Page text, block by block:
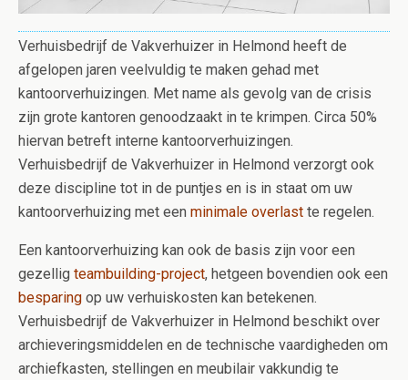
Verhuisbedrijf de Vakverhuizer in Helmond heeft de
afgelopen jaren veelvuldig te maken gehad met
kantoorverhuizingen. Met name als gevolg van de crisis
zijn grote kantoren genoodzaakt in te krimpen. Circa 50%
hiervan betreft interne kantoorverhuizingen.
Verhuisbedrijf de Vakverhuizer in Helmond verzorgt ook
deze discipline tot in de puntjes en is in staat om uw
kantoorverhuizing met een minimale overlast te regelen.
Een kantoorverhuizing kan ook de basis zijn voor een
gezellig teambuilding-project, hetgeen bovendien ook een
besparing op uw verhuiskosten kan betekenen.
Verhuisbedrijf de Vakverhuizer in Helmond beschikt over
archieveringsmiddelen en de technische vaardigheden om
archiefkasten, stellingen en meubilair vakkundig te